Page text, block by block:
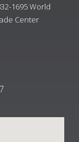
1695 World
Center